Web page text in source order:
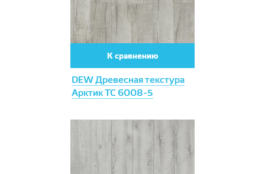
DEW Древесная текстура
Арктик ТС 6008-5
К сравнению